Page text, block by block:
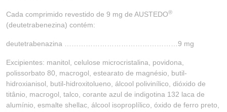
Cada comprimido revestido de 9 mg de AUSTEDO®
(deutetrabenezina) contém:
deutetrabenazina …………………………………………9 mg
Excipientes: manitol, celulose microcristalina, povidona,
polissorbato 80, macrogol, estearato de magnésio, butil-
hidroxianisol, butil-hidroxitolueno, álcool polivinílico, dióxido de
titânio, macrogol, talco, corante azul de indigotina 132 laca de
alumínio, esmalte shellac, álcool isoproplílico, óxido de ferro preto,